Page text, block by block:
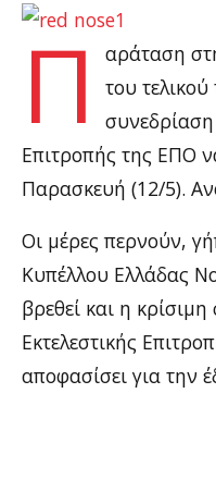
Π
αράταση
του
συνεδρίαση
Επιτροπής της ΕΠΟ
Παρασκευή (12/5).
Οι μέρες περνούν,
Κυπέλλου Ελλάδας
βρεθεί και η
Εκτελεστικής
αποφασίσει για την